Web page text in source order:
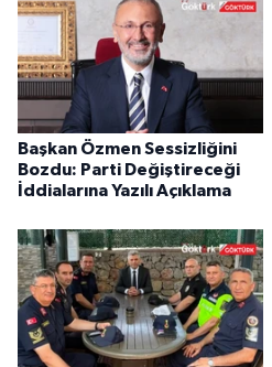
Başkan Özmen Sessizliğini
Bozdu: Parti Değiştireceği
İddialarına Yazılı Açıklama